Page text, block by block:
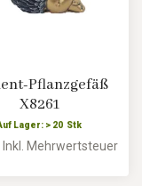
Pflanzgefäß
X8261
Lager: > 20 Stk
Inkl. Mehrwertsteuer